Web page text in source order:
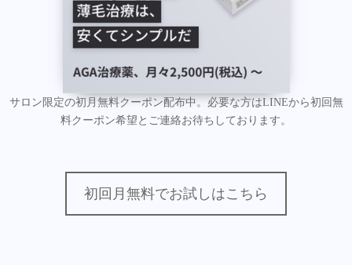
サロン限定の初月無料クーポン配布中。必要な方はLINEから初回無
料クーポン希望とご連絡お待ちしております。
初回月無料でお試しはこちら